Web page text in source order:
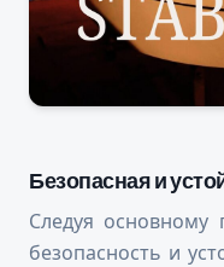
Безопасная и
Следуя
безопасность и